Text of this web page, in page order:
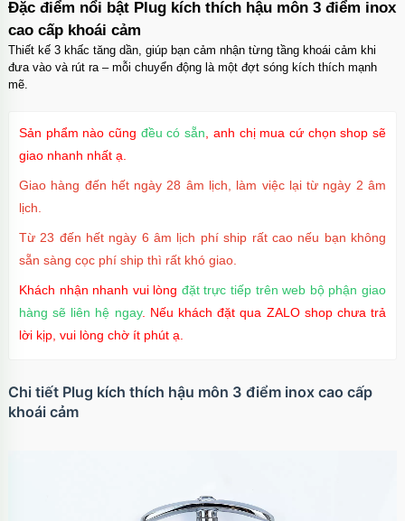
Đặc điểm nổi bật Plug kích thích hậu môn 3 điểm inox
cao cấp khoái cảm
Thiết kế 3 khấc tăng dần, giúp bạn cảm nhận từng tầng khoái cảm khi
đưa vào và rút ra – mỗi chuyển động là một đợt sóng kích thích mạnh
mẽ.
Sản phẩm nào cũng đều có sẵn , anh chị mua cứ chọn shop sẽ
giao nhanh nhất ạ.
Giao hàng đến hết ngày 28 âm lịch, làm việc lại từ ngày 2 âm
lịch.
Từ 23 đến hết ngày 6 âm lịch phí ship rất cao nếu bạn không
sẵn sàng cọc phí ship thì rất khó giao.
Khách nhận nhanh vui lòng đặt trực tiếp trên web bộ phận giao
hàng sẽ liên hệ ngay. Nếu khách đặt qua ZALO shop chưa trả
lời kịp, vui lòng chờ ít phút ạ.
Chi tiết Plug kích thích hậu môn 3 điểm inox cao cấp
khoái cảm